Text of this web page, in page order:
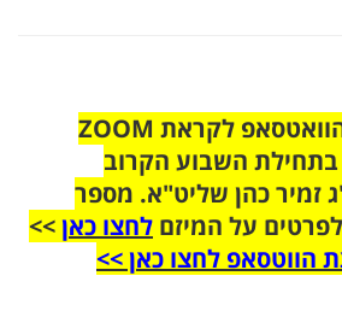
הצטרפו לקבוצת הוואטסאפ לקראת ZOOM
השבוע הקרוב
זמיר כהן שליט"א. מספר
על המיזם לחצו כאן>>
הווטסאפ לחצו כאן >>